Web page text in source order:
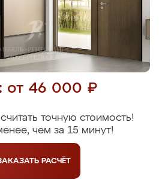
от 46 000 ₽
точную стоимость!
чем за 15 минут!
РАСЧЁТ